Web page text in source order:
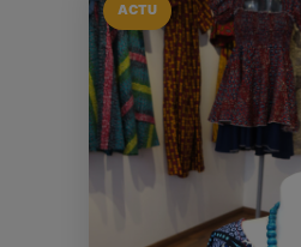
ACTU